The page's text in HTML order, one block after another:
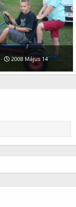
2008 Május 14